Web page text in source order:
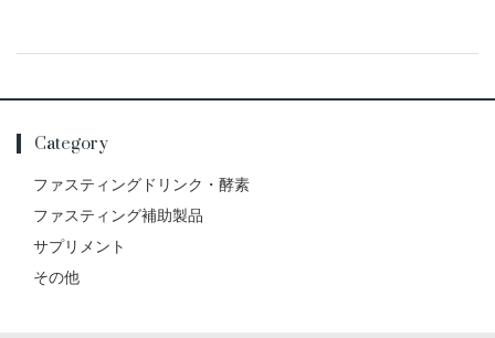
Category
ファスティングドリンク・酵素
ファスティング補助製品
サプリメント
その他